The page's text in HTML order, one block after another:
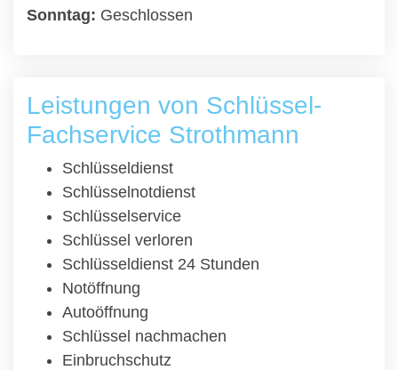
Sonntag: Geschlossen
Leistungen von Schlüssel-
Fachservice Strothmann
Schlüsseldienst
Schlüsselnotdienst
Schlüsselservice
Schlüssel verloren
Schlüsseldienst 24 Stunden
Notöffnung
Autoöffnung
Schlüssel nachmachen
Einbruchschutz